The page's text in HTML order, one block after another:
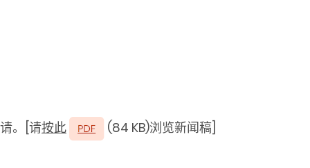
。[请按此 (84 KB)浏览新闻稿]